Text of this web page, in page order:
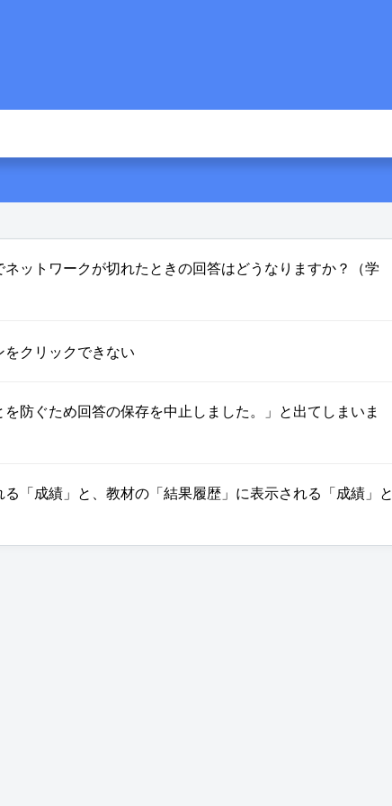
ットワークが切れたときの回答はどうなりますか？（学
クリックできない
防ぐため回答の保存を中止しました。」と出てしまいま
「成績」と、教材の「結果履歴」に表示される「成績」と